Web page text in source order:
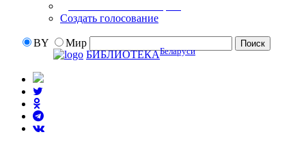
Создать голосование
BY
Мир
БИБЛИОТЕКАБеларуси